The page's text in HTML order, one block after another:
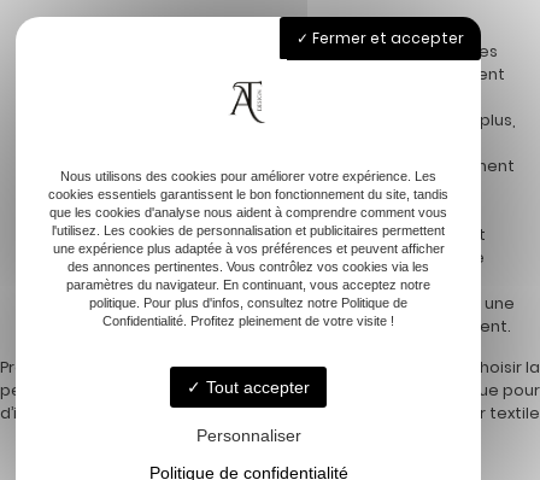
Les avancées technologiques facilitent cette
personnalisation à grande échelle. Les imprimantes textiles
numériques et les logiciels de conception graphique offrent
des possibilités infinies. Les commandes se réalisent
rapidement et sans limites grâce à ces technologies. De plus,
produits personnalisés correspondent toujours parfaitement
aux attentes personnelles du client. Les entreprises
investissent dans ces technologies pour répondre à une
demande croissante. Cela enrichit l’expérience d’achat et
renforce la fidélité des consommateurs. L’imprimer textile
prend ainsi une nouvelle dimension. Il devient un vecteur
d’expression personnelle, de style, tout en s’ancrant dans une
production respectueuse du client et de son environnement.
Navigation
Previous:
Imprimer son tissu pour
personnaliser sa décoration
d’intérieur
Comment choisir la
meilleure technique pour
l’impression photo sur textile
Fermer et accepter
Nous utilisons des cookies pour améliorer votre expérience. Les
cookies essentiels garantissent le bon fonctionnement du site, tandis
que les cookies d'analyse nous aident à comprendre comment vous
l'utilisez. Les cookies de personnalisation et publicitaires permettent
une expérience plus adaptée à vos préférences et peuvent afficher
des annonces pertinentes. Vous contrôlez vos cookies via les
paramètres du navigateur. En continuant, vous acceptez notre
politique. Pour plus d'infos, consultez notre Politique de
Confidentialité. Profitez pleinement de votre visite !
Tout accepter
Personnaliser
Politique de confidentialité